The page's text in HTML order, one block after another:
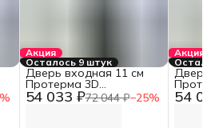
%
Акция
Осталось 9 штук
54 033 ₽72 044 ₽−25%
Дверь входная 11 см
Протерма 3D
Стеклопакет Букле
Акция
54
Дверь